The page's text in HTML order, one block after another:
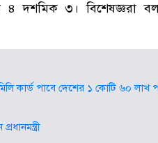
৪ দশমিক ৩। বিশেষজ্ঞরা
কার্ড পাবে দেশের ১ কোটি ৬০ লাখ